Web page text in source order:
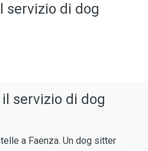
servizio di dog
servizio di dog
a Faenza. Un dog sitter